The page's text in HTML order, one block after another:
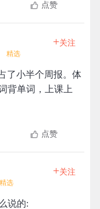
点赞
精选
+关注
了小半个周报。体
背单词，上课上
点赞
精选
+关注
说的: